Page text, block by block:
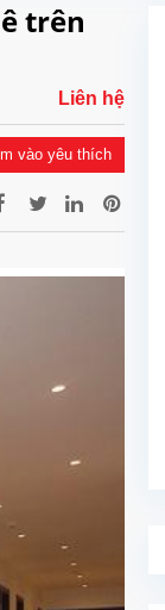
trên
Liên hệ
vào yêu thích